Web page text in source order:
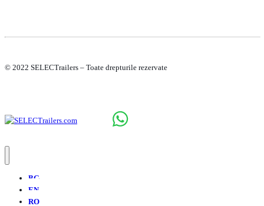
© 2022 SELECTrailers – Toate drepturile rezervate
BG
EN
RO